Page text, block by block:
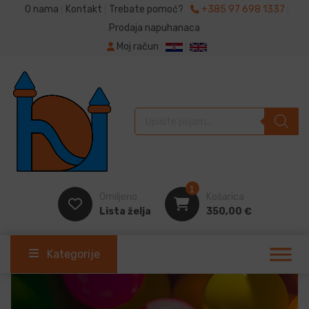
O nama Kontakt Trebate pomoć?
+385 97 698 1337
Prodaja napuhanaca
Moj račun
Products search
Lista želja
1
350,00 €
Kategorije